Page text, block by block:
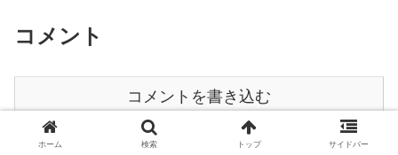
コメント
コメントを書き込む
ホーム 検索 トップ サイドバー